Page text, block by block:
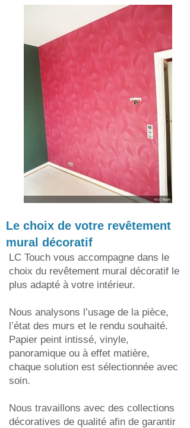
Le choix de votre revêtement
mural décoratif
LC Touch vous accompagne dans le
choix du revêtement mural décoratif le
plus adapté à votre intérieur.
Nous analysons l’usage de la pièce,
l’état des murs et le rendu souhaité.
Papier peint intissé, vinyle,
panoramique ou à effet matière,
chaque solution est sélectionnée avec
soin.
Nous travaillons avec des collections
décoratives de qualité afin de garantir